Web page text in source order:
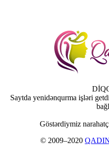
Saytda yenidənqurma işləri
Göstərdiymiz
© 2009–2020